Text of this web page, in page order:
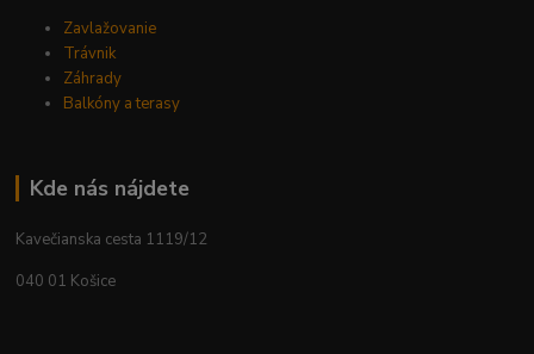
Zavlažovanie
Trávnik
Záhrady
Balkóny a terasy
Kde nás nájdete
Kavečianska cesta 1119/12
040 01 Košice